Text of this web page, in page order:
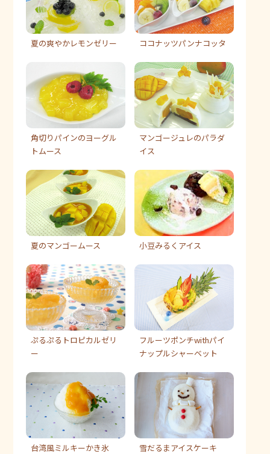
夏の爽やかレモンゼリー ココナッツパンナコッタ
角切りパインのヨーグル
トムース
マンゴージュレのパラダ
イス
夏のマンゴームース 小豆みるくアイス
ぷるぷるトロピカルゼリ
ー
フルーツポンチwithパイ
ナップルシャーベット
台湾風ミルキーかき氷 雪だるまアイスケーキ